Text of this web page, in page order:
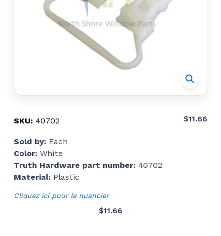
SKU: 40702 $11.66
Sold by: Each
Color: White
Truth Hardware part number: 40702
Material: Plastic
Cliquez ici pour le nuancier
$11.66